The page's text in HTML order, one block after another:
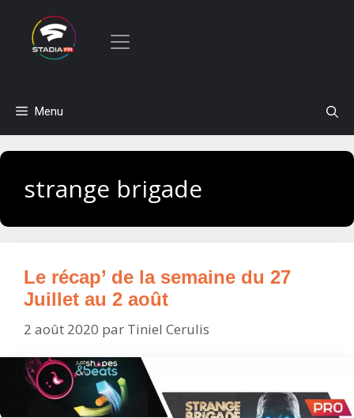
contenu
Menu
strange brigade
Le récap’ de la semaine du 27
Juillet au 2 août
2 août 2020 par Tiniel Cerulis